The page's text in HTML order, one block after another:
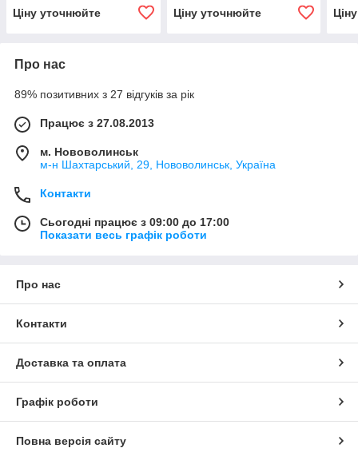
Ціну уточнюйте
Ціну уточнюйте
Про нас
89% позитивних з 27 відгуків за рік
Працює з 27.08.2013
м. Нововолинськ
м-н Шахтарський, 29, Нововолинськ, Україна
Контакти
Сьогодні працює з 09:00 до 17:00
Показати весь графік роботи
Про нас
Контакти
Доставка та оплата
Графік роботи
Повна версія сайту